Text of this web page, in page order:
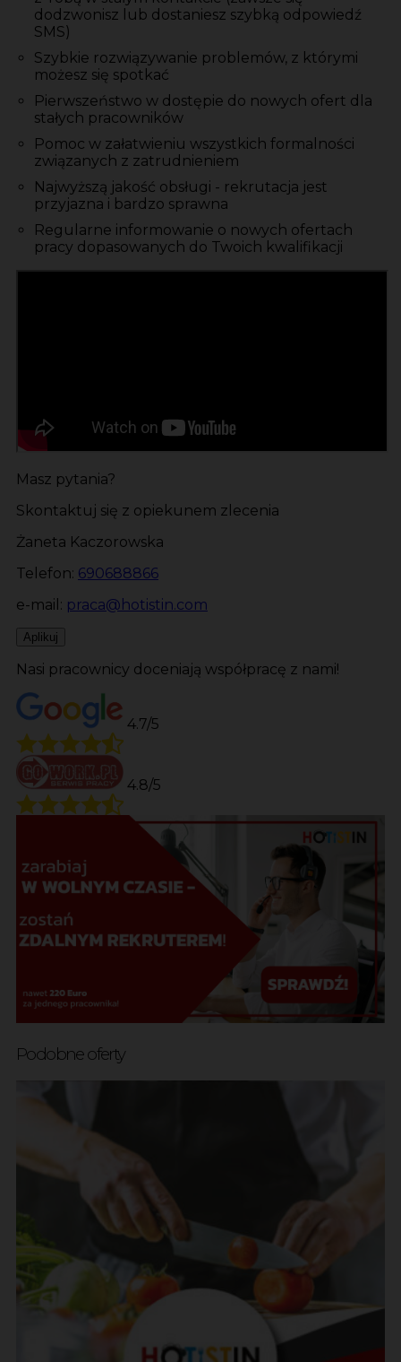
dodzwonisz lub dostaniesz szybką odpowiedź
SMS)
Szybkie rozwiązywanie problemów, z którymi
możesz się spotkać
Pierwszeństwo w dostępie do nowych ofert dla
stałych pracowników
Pomoc w załatwieniu wszystkich formalności
związanych z zatrudnieniem
Najwyższą jakość obsługi - rekrutacja jest
przyjazna i bardzo sprawna
Regularne informowanie o nowych ofertach
pracy dopasowanych do Twoich kwalifikacji
Masz pytania?
Skontaktuj się z opiekunem zlecenia
Żaneta Kaczorowska
Telefon: 690688866
e-mail: praca@hotistin.com
Aplikuj
Nasi pracownicy doceniają współpracę z nami!
4.7/5
4.8/5
Podobne oferty